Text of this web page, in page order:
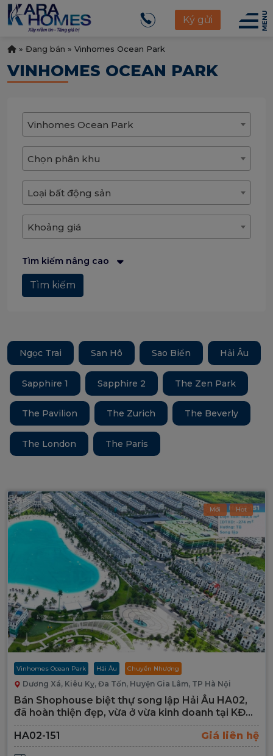
Ký gửi
» Đang bán » Vinhomes Ocean Park
VINHOMES OCEAN PARK
Vinhomes Ocean Park
Chọn phân khu
Loại bất động sản
Khoảng giá
Tìm kiếm nâng cao
Tìm kiếm
Ngọc Trai San Hô Sao Biển Hải Âu
Sapphire 1 Sapphire 2 The Zen Park
The Pavilion The Zurich The Beverly
The London The Paris
Mới Hot
Vinhomes Ocean Park Hải Âu Chuyển Nhượng
Dương Xá, Kiêu Kỵ, Đa Tốn, Huyện Gia Lâm, TP Hà Nội
Bán Shophouse biệt thự song lập Hải Âu HA02,
đã hoàn thiện đẹp, vừa ở vừa kinh doanh tại KĐT
Vinhomes Ocean Park
HA02-151
Giá liên hệ